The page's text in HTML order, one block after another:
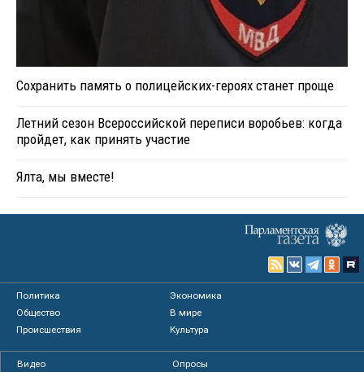
Сохранить память о полицейских-героях станет проще
Летний сезон Всероссийской переписи воробьев: когда
пройдет, как принять участие
Ялта, мы вместе!
Политика
Экономика
Общество
В мире
Происшествия
Культура
Видео
Опросы